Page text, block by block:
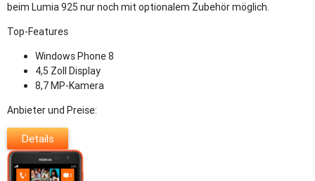
beim Lumia 925 nur noch mit optionalem Zubehör möglich.
Top-Features
Windows Phone 8
4,5 Zoll Display
8,7 MP-Kamera
Anbieter und Preise:
Details